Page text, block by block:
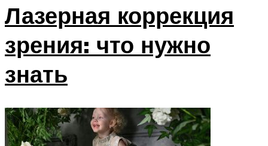
Лазерная коррекция
зрения: что нужно
знать